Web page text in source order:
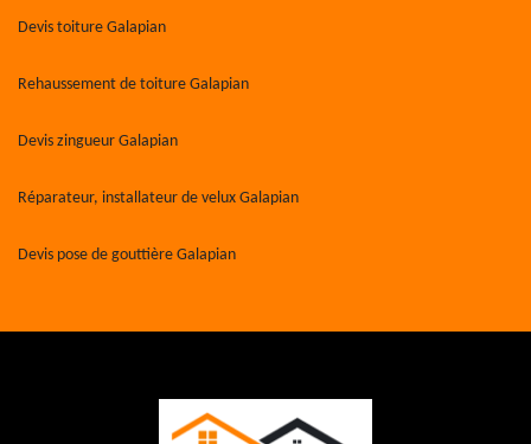
Devis toiture Galapian
Rehaussement de toiture Galapian
Devis zingueur Galapian
Réparateur, installateur de velux Galapian
Devis pose de gouttière Galapian